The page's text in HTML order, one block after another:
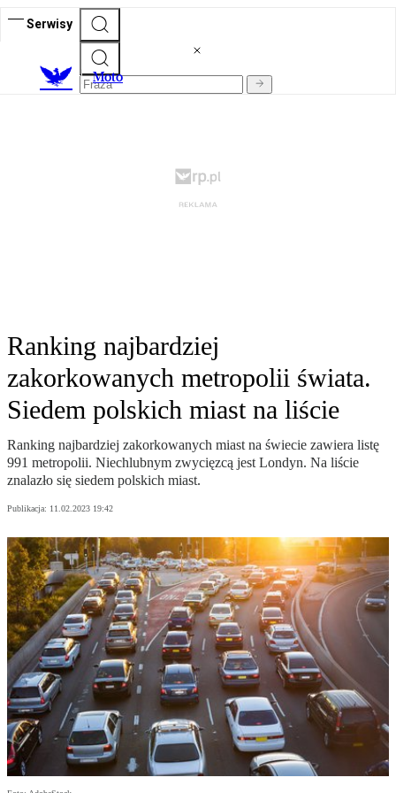
Serwisy
Moto
Ranking najbardziej
zakorkowanych metropolii świata.
Siedem polskich miast na liście
Ranking najbardziej zakorkowanych miast na świecie zawiera listę
991 metropolii. Niechlubnym zwycięzcą jest Londyn. Na liście
znalazło się siedem polskich miast.
Publikacja: 11.02.2023 19:42